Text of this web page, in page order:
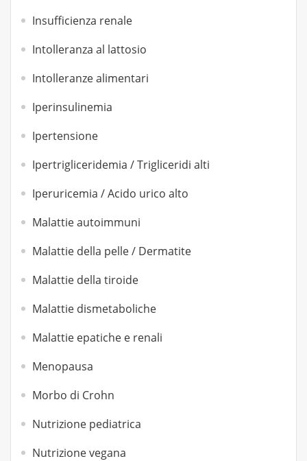
Insufficienza renale
Intolleranza al lattosio
Intolleranze alimentari
Iperinsulinemia
Ipertensione
Ipertrigliceridemia / Trigliceridi alti
Iperuricemia / Acido urico alto
Malattie autoimmuni
Malattie della pelle / Dermatite
Malattie della tiroide
Malattie dismetaboliche
Malattie epatiche e renali
Menopausa
Morbo di Crohn
Nutrizione pediatrica
Nutrizione vegana